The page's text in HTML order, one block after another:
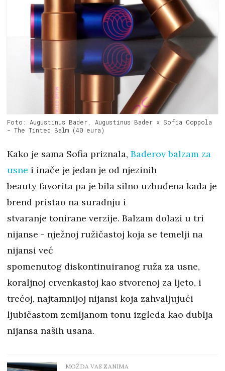
Foto: Augustinus Bader, Augustinus Bader x Sofia Coppola
- The Tinted Balm (40 eura)
Kako je sama Sofia priznala, Baderov balzam za
usne i inače je jedan je od njezinih
beauty favorita pa je bila silno uzbuđena kada je
brend pristao na suradnju i
stvaranje tonirane verzije. Balzam dolazi u tri
nijanse - nježnoj ružičastoj koja se temelji na
nijansi već
spomenutog diskontinuiranog ruža za usne,
koraljnoj crvenkastoj kao stvorenoj za ljeto, i
trećoj, najtamnijoj nijansi koja zahvaljujući
ljubičastom zemljanom tonu izgleda kao dublja
nijansa naših usana.
MOŽDA VAS ZANIMA